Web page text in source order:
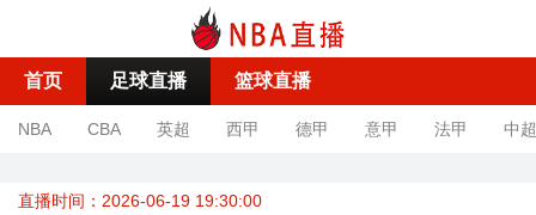
首页 足球直播 篮球直播
NBA CBA 英超 西甲 德甲 意甲 法甲 中超
直播时间：2026-06-19 19:30:00